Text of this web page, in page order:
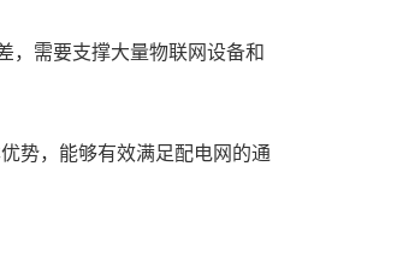
，需要支撑大量物联网设备和
势，能够有效满足配电网的通